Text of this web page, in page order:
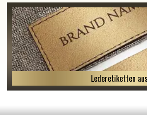
Lederetiketten